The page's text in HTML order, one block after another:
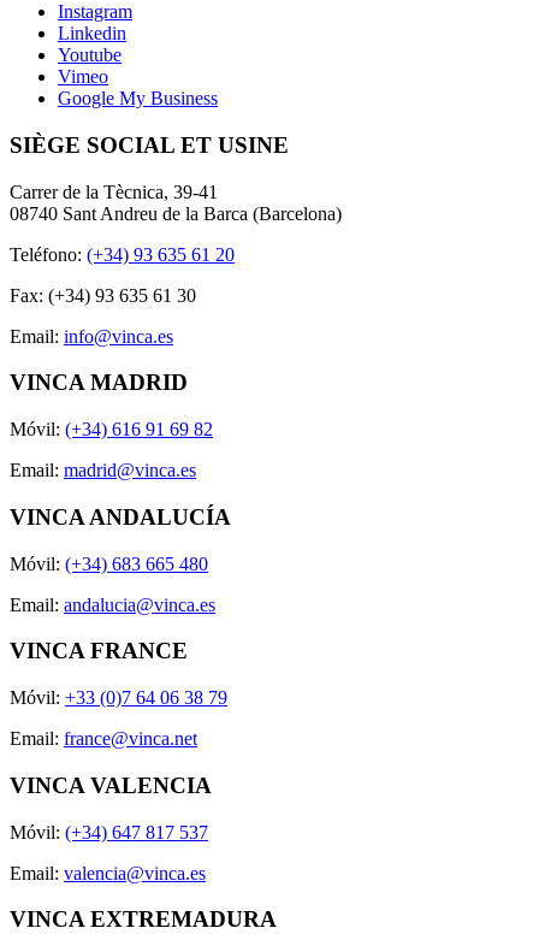
Instagram
Linkedin
Youtube
Vimeo
Google My Business
SIÈGE SOCIAL ET USINE
Carrer de la Tècnica, 39-41
08740 Sant Andreu de la Barca (Barcelona)
Teléfono: (+34) 93 635 61 20
Fax: (+34) 93 635 61 30
Email: info@vinca.es
VINCA MADRID
Móvil: (+34) 616 91 69 82
Email: madrid@vinca.es
VINCA ANDALUCÍA
Móvil: (+34) 683 665 480
Email: andalucia@vinca.es
VINCA FRANCE
Móvil: +33 (0)7 64 06 38 79
Email: france@vinca.net
VINCA VALENCIA
Móvil: (+34) 647 817 537
Email: valencia@vinca.es
VINCA EXTREMADURA